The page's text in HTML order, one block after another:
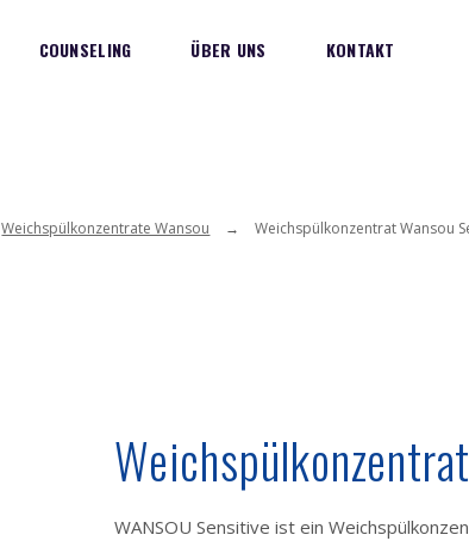
COUNSELING ÜBER UNS KONTAKT
Weichspülkonzentrate Wansou Weichspülkonzentrat Wansou
WANSOU Sensitive ist ein